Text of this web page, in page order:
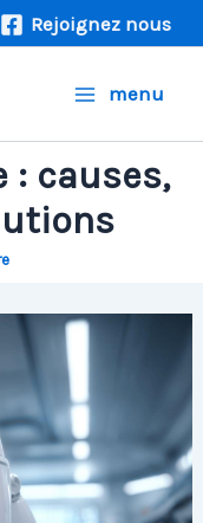
Rejoignez nous
menu
: causes,